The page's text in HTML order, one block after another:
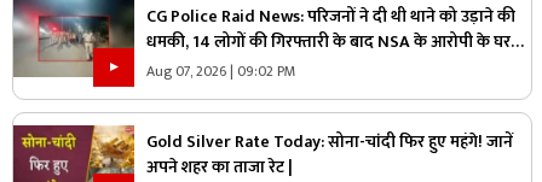
CG Police Raid News: परिजनों ने दी थी थाने को उड़ाने की
धमकी, 14 लोगों की गिरफ्तारी के बाद NSA के आरोपी के घर
पुलिस ने मारा छापा, जांच में मिली ये चौंकाने वाली चीज
Aug 07, 2026 | 09:02 PM
Gold Silver Rate Today: सोना-चांदी फिर हुए महंगे! जानें
अपने शहर का ताजा रेट |